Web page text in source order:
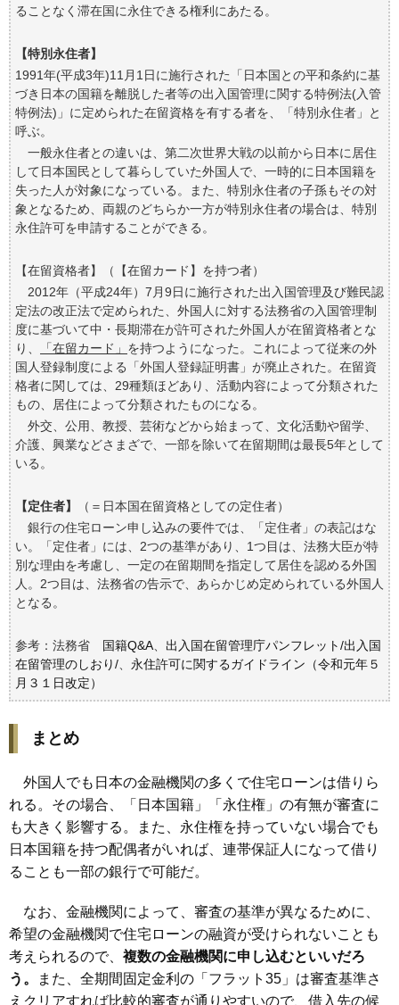
ることなく滞在国に永住できる権利にあたる。
【特別永住者】
1991年(平成3年)11月1日に施行された「日本国との平和条約に基
づき日本の国籍を離脱した者等の出入国管理に関する特例法(入管
特例法)」に定められた在留資格を有する者を、「特別永住者」と
呼ぶ。
一般永住者との違いは、第二次世界大戦の以前から日本に居住
して日本国民として暮らしていた外国人で、一時的に日本国籍を
失った人が対象になっている。また、特別永住者の子孫もその対
象となるため、両親のどちらか一方が特別永住者の場合は、特別
永住許可を申請することができる。
【在留資格者】（【在留カード】を持つ者）
2012年（平成24年）7月9日に施行された出入国管理及び難民認
定法の改正法で定められた、外国人に対する法務省の入国管理制
度に基づいて中・長期滞在が許可された外国人が在留資格者とな
り、
「在留カード」 を持つようになった。これによって従来の外
国人登録制度による「外国人登録証明書」が廃止された。在留資
格者に関しては、29種類ほどあり、活動内容によって分類された
もの、居住によって分類されたものになる。
外交、公用、教授、芸術などから始まって、文化活動や留学、
介護、興業などさまざで、一部を除いて在留期間は最長5年として
いる。
【定住者】
（＝日本国在留資格としての定住者）
銀行の住宅ローン申し込みの要件では、「定住者」の表記はな
い。「定住者」には、2つの基準があり、1つ目は、法務大臣が特
別な理由を考慮し、一定の在留期間を指定して居住を認める外国
人。2つ目は、法務省の告示で、あらかじめ定められている外国人
となる。
参考：法務省 国籍Q&A
出入国在留管理庁パンフレット/出入国
在留管理のしおり/
永住許可に関するガイドライン（令和元年５
月３１日改定）
まとめ
外国人でも日本の金融機関の多くで住宅ローンは借りら
れる。その場合、「日本国籍」「永住権」の有無が審査に
も大きく影響する。また、永住権を持っていない場合でも
日本国籍を持つ配偶者がいれば、連帯保証人になって借り
ることも一部の銀行で可能だ。
なお、金融機関によって、審査の基準が異なるために、
希望の金融機関で住宅ローンの融資が受けられないことも
考えられるので、 複数の金融機関に申し込むといいだろ
う。
また、全期間固定金利の「フラット35」は審査基準さ
えクリアすれば比較的審査が通りやすいので、借入先の候